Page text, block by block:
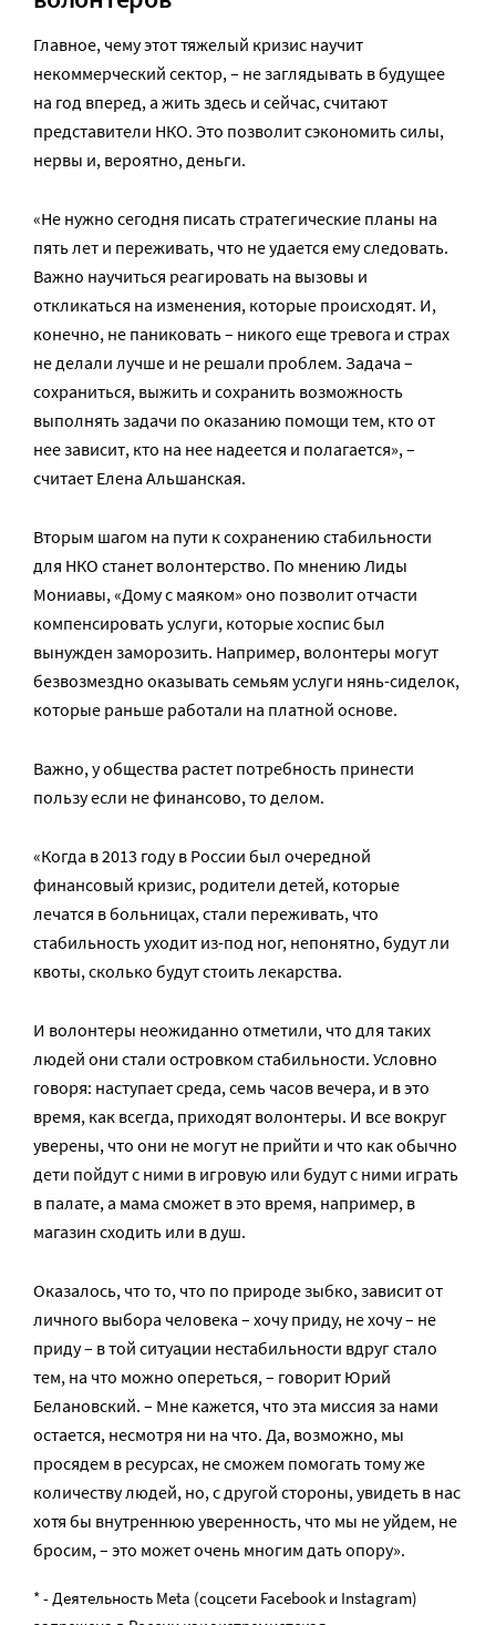
Главное, чему этот тяжелый кризис научит
некоммерческий сектор, – не заглядывать в будущее
на год вперед, а жить здесь и сейчас, считают
представители НКО. Это позволит сэкономить силы,
нервы и, вероятно, деньги.
«Не нужно сегодня писать стратегические планы на
пять лет и переживать, что не удается ему следовать.
Важно научиться реагировать на вызовы и
откликаться на изменения, которые происходят. И,
конечно, не паниковать – никого еще тревога и страх
не делали лучше и не решали проблем. Задача –
сохраниться, выжить и сохранить возможность
выполнять задачи по оказанию помощи тем, кто от
нее зависит, кто на нее надеется и полагается», –
считает Елена Альшанская.
Вторым шагом на пути к сохранению стабильности
для НКО станет волонтерство. По мнению Лиды
Мониавы, «Дому с маяком» оно позволит отчасти
компенсировать услуги, которые хоспис был
вынужден заморозить. Например, волонтеры могут
безвозмездно оказывать семьям услуги нянь-сиделок,
которые раньше работали на платной основе.
Важно, у общества растет потребность принести
пользу если не финансово, то делом.
«Когда в 2013 году в России был очередной
финансовый кризис, родители детей, которые
лечатся в больницах, стали переживать, что
стабильность уходит из-под ног, непонятно, будут ли
квоты, сколько будут стоить лекарства.
И волонтеры неожиданно отметили, что для таких
людей они стали островком стабильности. Условно
говоря: наступает среда, семь часов вечера, и в это
время, как всегда, приходят волонтеры. И все вокруг
уверены, что они не могут не прийти и что как обычно
дети пойдут с ними в игровую или будут с ними играть
в палате, а мама сможет в это время, например, в
магазин сходить или в душ.
Оказалось, что то, что по природе зыбко, зависит от
личного выбора человека – хочу приду, не хочу – не
приду – в той ситуации нестабильности вдруг стало
тем, на что можно опереться, – говорит Юрий
Белановский. – Мне кажется, что эта миссия за нами
остается, несмотря ни на что. Да, возможно, мы
просядем в ресурсах, не сможем помогать тому же
количеству людей, но, с другой стороны, увидеть в нас
хотя бы внутреннюю уверенность, что мы не уйдем, не
бросим, – это может очень многим дать опору».
* - Деятельность Meta (соцсети Facebook и Instagram)